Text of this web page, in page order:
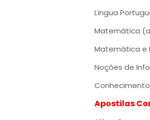
Língua
Matemática
Matemática e
Noções de
Apostilas